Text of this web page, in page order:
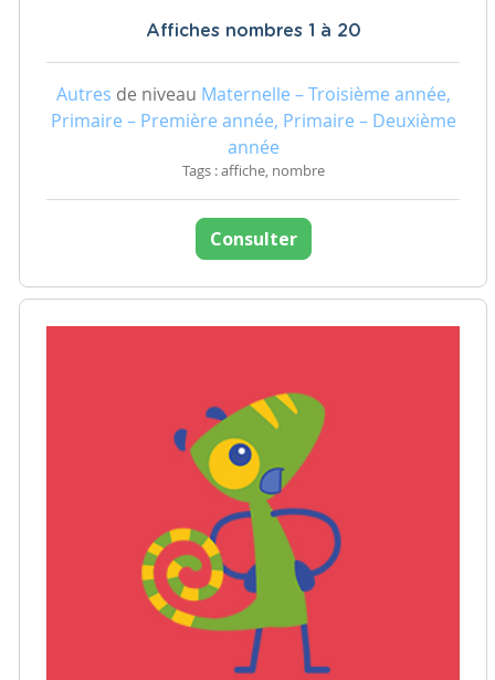
Affiches nombres 1 à 20
Autres de niveau Maternelle – Troisième année,
Primaire – Première année, Primaire – Deuxième
année
Tags : affiche, nombre
Consulter